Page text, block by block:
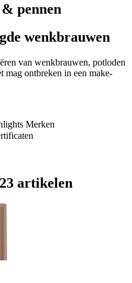
pennen
wenkbrauwen
van wenkbrauwen, potloden
mag ontbreken in een make-
Merken
artikelen